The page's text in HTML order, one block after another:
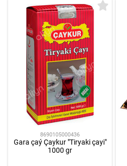
8690105000436
Gara çaý Çaykur "Tiryaki çayi"
1000 gr